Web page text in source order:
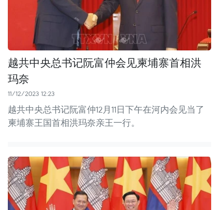
越共中央总书记阮富仲会见柬埔寨首相洪
玛奈
11/12/2023 12:23
越共中央总书记阮富仲12月11日下午在河内会见当了
柬埔寨王国首相洪玛奈亲王一行。